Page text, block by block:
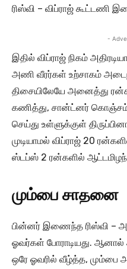
ரிஸ்வி – விப்ராஜ் கூட்டணி
-
இதில் விப்ராஜ் நிகம்
அணி வீரர்கள் உற்சாகம்
திசையிலேயே அனைத்து
கணித்து, சான்ட்னர் கொஞ்சம்
செய்து உள்ளுக்குள்
முடியாமல் விப்ராஜ் 20
ஸ்டப்ஸ் 2 ரன்களில்
மும்பை சாதனை
பின்னர் இணைந்த ரிஸ்வி –
ஓவர்கள் போராடியது.
ஒரே ஓவரில் வீழ்த்த, மும்பை